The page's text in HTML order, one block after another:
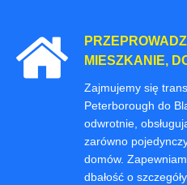
MIESZKANIE,
Zajmujemy się
Peterborough do
odwrotnie,
zarówno
domów.
dbałość o